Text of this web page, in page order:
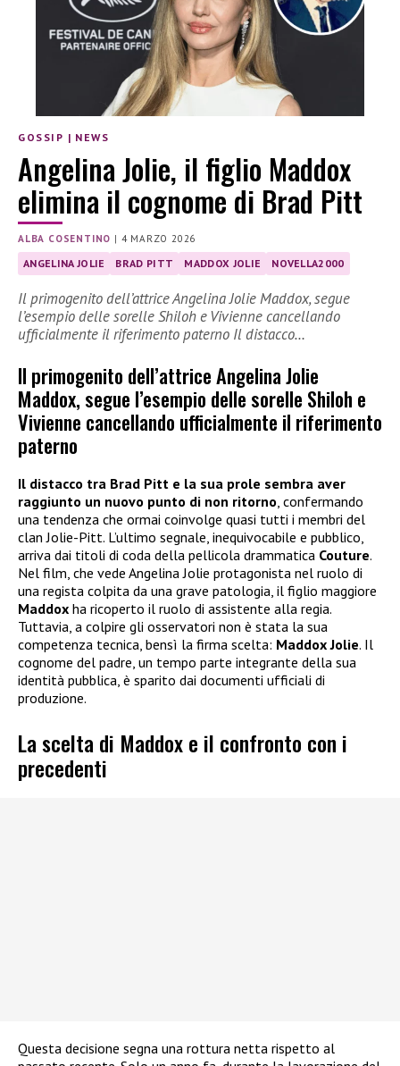
GOSSIP | NEWS
Angelina Jolie, il figlio Maddox
elimina il cognome di Brad Pitt
ALBA COSENTINO | 4 MARZO 2026
ANGELINA JOLIE BRAD PITT MADDOX JOLIE NOVELLA2000
Il primogenito dell’attrice Angelina Jolie Maddox, segue
l’esempio delle sorelle Shiloh e Vivienne cancellando
ufficialmente il riferimento paterno Il distacco…
Il primogenito dell’attrice Angelina Jolie
Maddox, segue l’esempio delle sorelle Shiloh e
Vivienne cancellando ufficialmente il riferimento
paterno
Il distacco tra Brad Pitt e la sua prole sembra aver
raggiunto un nuovo punto di non ritorno , confermando
una tendenza che ormai coinvolge quasi tutti i membri del
clan Jolie-Pitt. L’ultimo segnale, inequivocabile e pubblico,
arriva dai titoli di coda della pellicola drammatica Couture.
Nel film, che vede Angelina Jolie protagonista nel ruolo di
una regista colpita da una grave patologia, il figlio maggiore
Maddox ha ricoperto il ruolo di assistente alla regia.
Tuttavia, a colpire gli osservatori non è stata la sua
competenza tecnica, bensì la firma scelta: Maddox Jolie. Il
cognome del padre, un tempo parte integrante della sua
identità pubblica, è sparito dai documenti ufficiali di
produzione.
La scelta di Maddox e il confronto con i
precedenti
Questa decisione segna una rottura netta rispetto al